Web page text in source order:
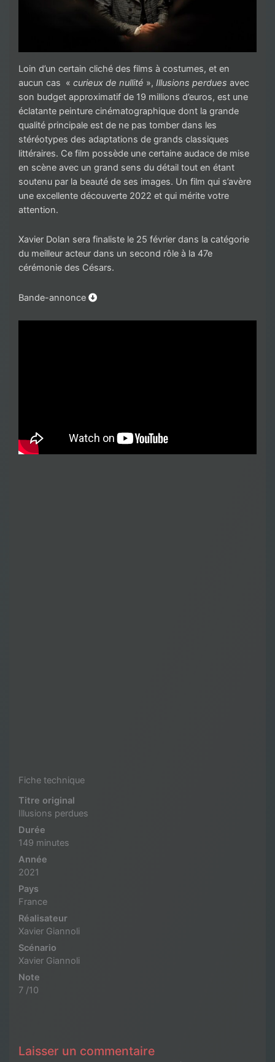
Loin d’un certain cliché des films à costumes, et en
aucun cas « curieux de nullité », Illusions perdues avec
son budget approximatif de 19 millions d’euros, est une
éclatante peinture cinématographique dont la grande
qualité principale est de ne pas tomber dans les
stéréotypes des adaptations de grands classiques
littéraires. Ce film possède une certaine audace de mise
en scène avec un grand sens du détail tout en étant
soutenu par la beauté de ses images. Un film qui s’avère
une excellente découverte 2022 et qui mérite votre
attention.
Xavier Dolan sera finaliste le 25 février dans la catégorie
du meilleur acteur dans un second rôle à la 47e
cérémonie des Césars.
Bande-annonce
Fiche technique
Titre original
Illusions perdues
Durée
149 minutes
Année
2021
Pays
France
Réalisateur
Xavier Giannoli
Scénario
Xavier Giannoli
Note
7 /10
Laisser un commentaire